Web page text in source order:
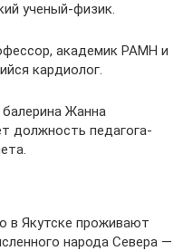
ученый-физик.
академик РАМН и
кардиолог.
Жанна
должность педагога-
в Якутске проживают
народа Севера —